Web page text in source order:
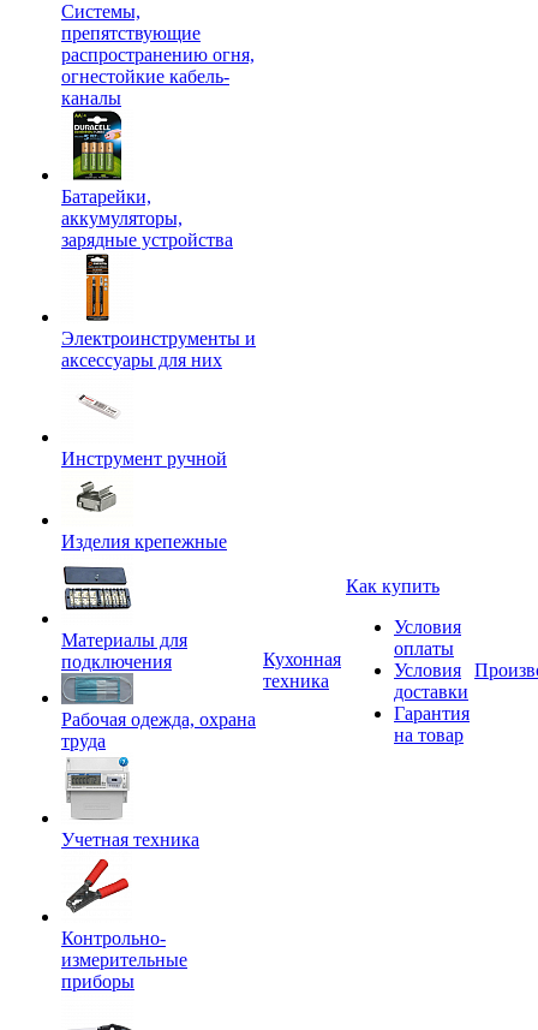
Системы,
препятствующие
распространению огня,
огнестойкие кабель-
каналы
Батарейки,
аккумуляторы,
зарядные устройства
Электроинструменты и
аксессуары для них
Инструмент ручной
Изделия крепежные
Материалы для
подключения
Рабочая одежда, охрана
труда
Учетная техника
Контрольно-
измерительные
приборы
Кухонная
техника
Как купить
Условия
оплаты
Условия
доставки
Гарантия
на товар